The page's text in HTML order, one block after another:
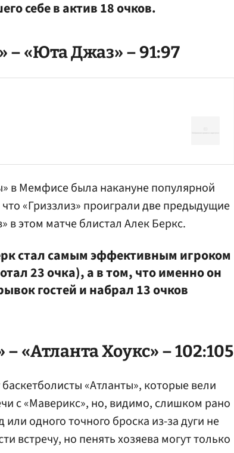
себе в актив 18 очков.
– «Юта Джаз» – 91:97
в Мемфисе была накануне популярной
«Гриззлиз» проиграли две предыдущие
в этом матче блистал Алек Беркс.
стал самым эффективным игроком
23 очка), а в том, что именно он
гостей и набрал 13 очков
«Атланта Хоукс» – 102:105
«Атланты», которые вели
с «Маверикс», но, видимо, слишком рано
одного точного броска из-за дуги не
встречу, но пенять хозяева могут только